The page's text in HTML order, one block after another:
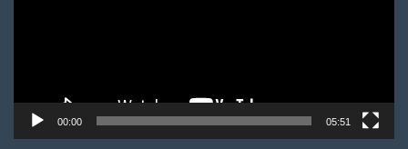
00:00 05:51